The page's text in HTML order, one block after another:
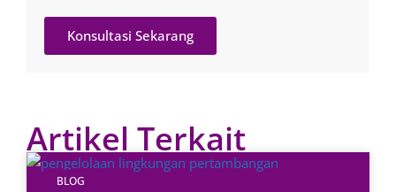
Konsultasi Sekarang
Artikel Terkait
BLOG